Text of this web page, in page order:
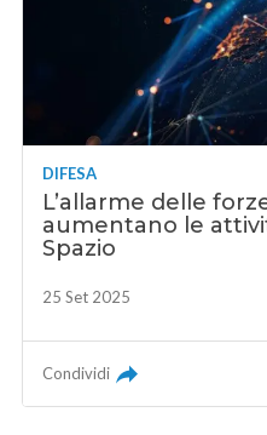
DIFESA
L’allarme delle
aumentano le
Spazio
25 Set 2025
Condividi